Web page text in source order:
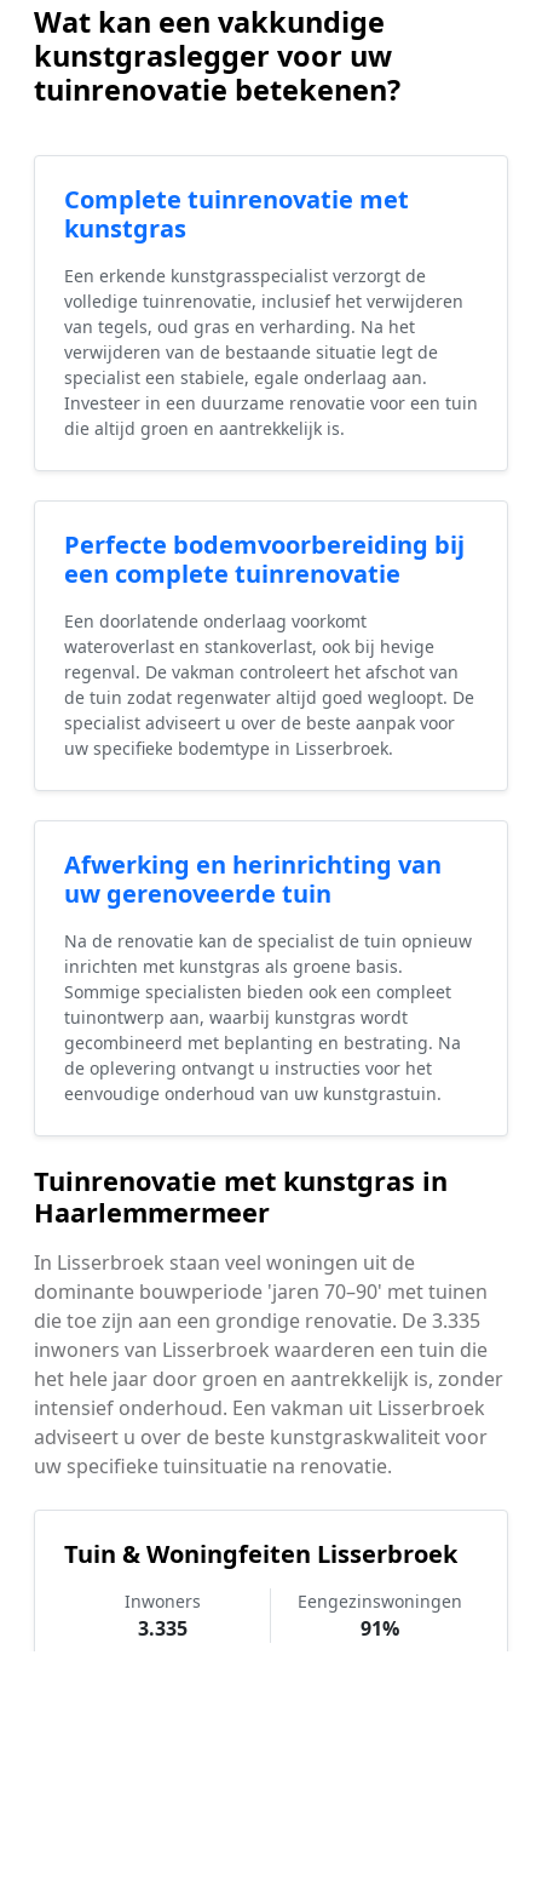
Wat kan een vakkundige
kunstgraslegger voor uw
tuinrenovatie betekenen?
Complete tuinrenovatie met
kunstgras
Een erkende kunstgrasspecialist verzorgt de
volledige tuinrenovatie, inclusief het verwijderen
van tegels, oud gras en verharding. Na het
verwijderen van de bestaande situatie legt de
specialist een stabiele, egale onderlaag aan.
Investeer in een duurzame renovatie voor een tuin
die altijd groen en aantrekkelijk is.
Perfecte bodemvoorbereiding bij
een complete tuinrenovatie
Een doorlatende onderlaag voorkomt
wateroverlast en stankoverlast, ook bij hevige
regenval. De vakman controleert het afschot van
de tuin zodat regenwater altijd goed wegloopt. De
specialist adviseert u over de beste aanpak voor
uw specifieke bodemtype in Lisserbroek.
Afwerking en herinrichting van
uw gerenoveerde tuin
Na de renovatie kan de specialist de tuin opnieuw
inrichten met kunstgras als groene basis.
Sommige specialisten bieden ook een compleet
tuinontwerp aan, waarbij kunstgras wordt
gecombineerd met beplanting en bestrating. Na
de oplevering ontvangt u instructies voor het
eenvoudige onderhoud van uw kunstgrastuin.
Tuinrenovatie met kunstgras in
Haarlemmermeer
In Lisserbroek staan veel woningen uit de
dominante bouwperiode 'jaren 70–90' met tuinen
die toe zijn aan een grondige renovatie. De 3.335
inwoners van Lisserbroek waarderen een tuin die
het hele jaar door groen en aantrekkelijk is, zonder
intensief onderhoud. Een vakman uit Lisserbroek
adviseert u over de beste kunstgraskwaliteit voor
uw specifieke tuinsituatie na renovatie.
Tuin & Woningfeiten Lisserbroek
Inwoners
3.335
Eengezinswoningen
91%